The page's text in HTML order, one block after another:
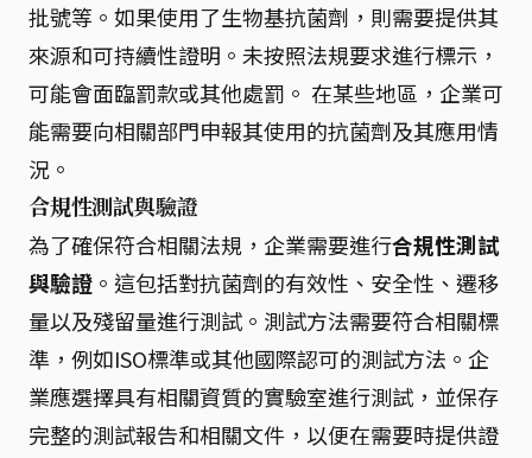
批號等。如果使用了生物基抗菌劑，則需要提供其
來源和可持續性證明。未按照法規要求進行標示，
可能會面臨罰款或其他處罰。 在某些地區，企業可
能需要向相關部門申報其使用的抗菌劑及其應用情
況。
合規性測試與驗證
為了確保符合相關法規，企業需要進行合規性測試
與驗證 。這包括對抗菌劑的有效性、安全性、遷移
量以及殘留量進行測試。測試方法需要符合相關標
準，例如ISO標準或其他國際認可的測試方法。企
業應選擇具有相關資質的實驗室進行測試，並保存
完整的測試報告和相關文件，以便在需要時提供證